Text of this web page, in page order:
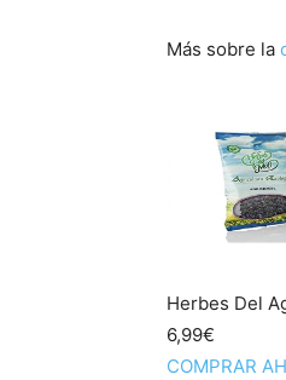
Más sobre la
Herbes Del
6,99€
COMPRAR